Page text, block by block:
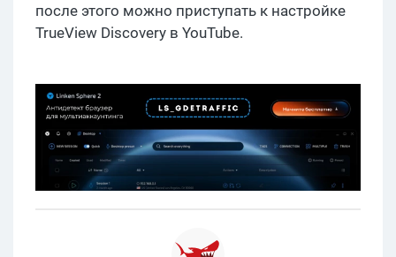
после этого можно приступать к настройке
TrueView Discovery в YouTube.